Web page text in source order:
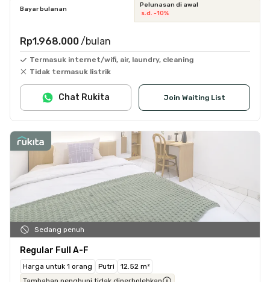
Bayar bulanan
Pelunasan di awal
s.d. -10%
Rp1.968.000 /bulan
Termasuk internet/wifi, air, laundry, cleaning
Tidak termasuk listrik
Join Waiting List
Chat Rukita
Sedang penuh
Regular Full A-F
Harga untuk 1 orang Putri
12.52 m²